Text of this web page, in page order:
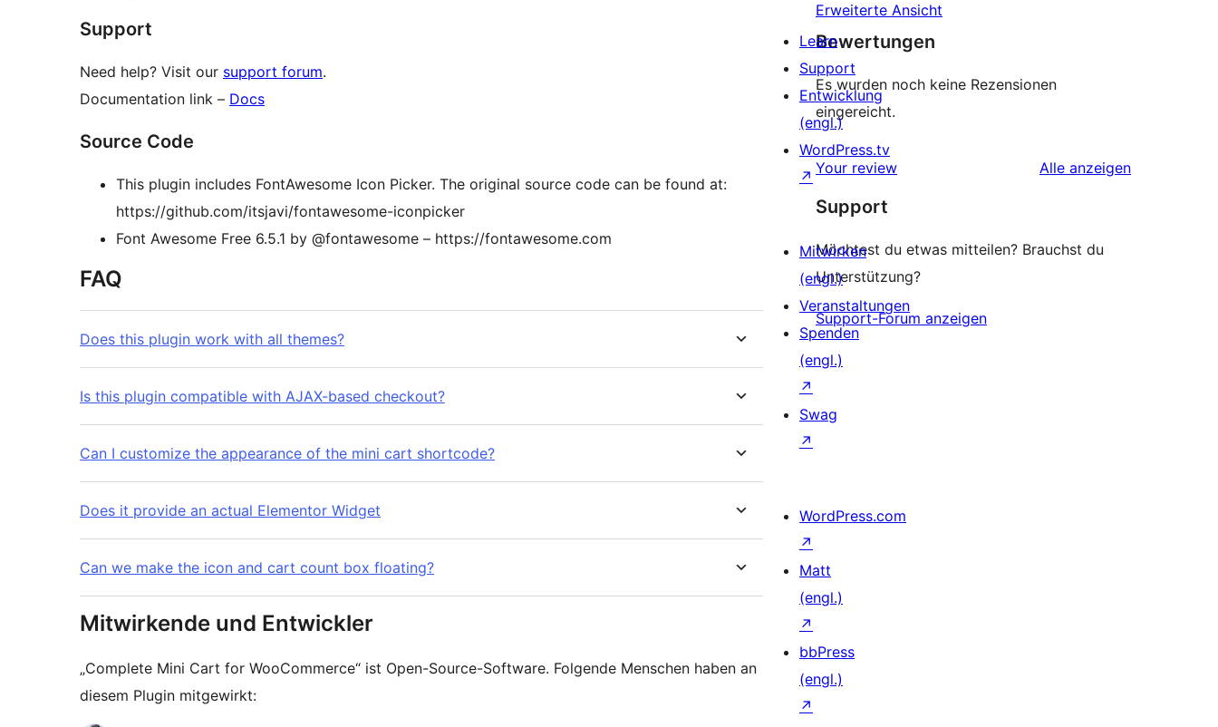
Support
Need help? Visit our support forum.
Documentation link – Docs
Source Code
This plugin includes FontAwesome Icon Picker. The original source code can be found at:
https://github.com/itsjavi/fontawesome-iconpicker
Font Awesome Free 6.5.1 by @fontawesome – https://fontawesome.com
FAQ
Does this plugin work with all themes?
Is this plugin compatible with AJAX-based checkout?
Can I customize the appearance of the mini cart shortcode?
Does it provide an actual Elementor Widget
Can we make the icon and cart count box floating?
Mitwirkende und Entwickler
„Complete Mini Cart for WooCommerce“ ist Open-Source-Software. Folgende Menschen haben an
diesem Plugin mitgewirkt:
Erweiterte Ansicht
Bewertungen
Es wurden noch keine Rezensionen
eingereicht.
Your review Alle Rezensionen
anzeigen
Support
Möchtest du etwas mitteilen? Brauchst du
Unterstützung?
Support-Forum anzeigen
Learn
Support
Entwicklung
(engl.)
WordPress.tv
↗
Mitwirken
(engl.)
Veranstaltungen
Spenden
(engl.)
↗
Swag
↗
WordPress.com
↗
Matt
(engl.)
↗
bbPress
(engl.)
↗